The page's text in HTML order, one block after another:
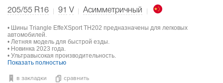
205/55 R16 91 V Асимметричный
• Шины Triangle EffeXSport TH202 предназначены для легковых
автомобилей.
• Летняя модель для быстрой езды.
• Новинка 2023 года.
• Ультравысокая производительность.
Показать полностью
в закладки сравнить